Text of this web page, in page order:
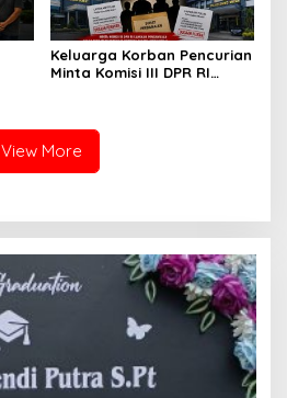
Keluarga Korban Pencurian
Minta Komisi III DPR RI
Perdamaian dan Dugaan
Fitnah Terkait Tuduhan
Pemerasan Rp250 Juta
View More